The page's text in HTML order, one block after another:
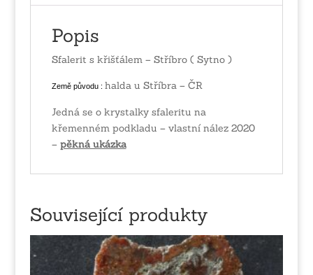
Popis
Sfalerit s křišťálem – Stříbro ( Sytno )
Země původu : halda u Stříbra – ČR
Jedná se o krystalky sfaleritu na
křemenném podkladu – vlastní nález 2020
– pěkná ukázka
Související produkty